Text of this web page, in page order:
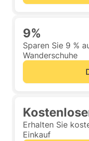
9%
Sparen Sie 9 %
Wanderschuhe
Erhalten Sie
Einkauf